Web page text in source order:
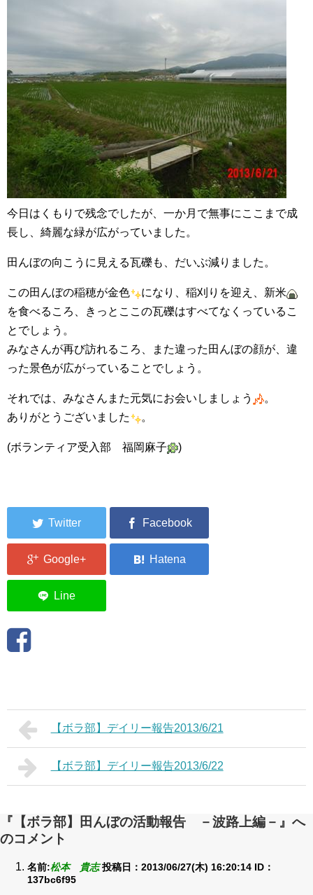
今日はくもりで残念でしたが、一か月で無事にここまで成
長し、綺麗な緑が広がっていました。
田んぼの向こうに見える瓦礫も、だいぶ減りました。
この田んぼの稲穂が金色
になり、稲刈りを迎え、新米
を食べるころ、きっとここの瓦礫はすべてなくっているこ
とでしょう。
みなさんが再び訪れるころ、また違った田んぼの顔が、違
った景色が広がっていることでしょう。
それでは、みなさんまた元気にお会いしましょう
。
ありがとうございました
。
(ボランティア受入部 福岡麻子 )
【ボラ部】デイリー報告2013/6/21
【ボラ部】デイリー報告2013/6/22
『【ボラ部】田んぼの活動報告 －波路上編－』へ
のコメント
名前:松本 貴志 投稿日：2013/06/27(木) 16:20:14 ID：
137bc6f95